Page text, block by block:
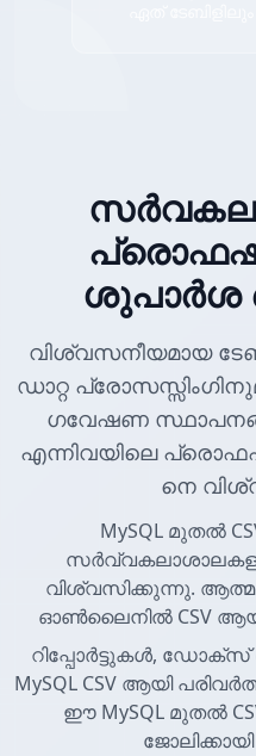
വിശ്വസനീയമായ
ഡാറ്റ
ഗവേഷണ
എന്നിവയിലെ
നെ
MySQL മുതൽ
വിശ്വസിക്കുന്നു.
ഓൺലൈനിൽ CSV
റിപ്പോർട്ടുകൾ, ഡോക്സ്
MySQL CSV ആയി
ഈ MySQL മുതൽ